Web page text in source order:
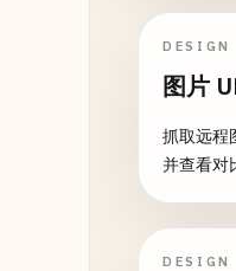
DESIGN
图片
抓取远程
并查看对
DESIGN